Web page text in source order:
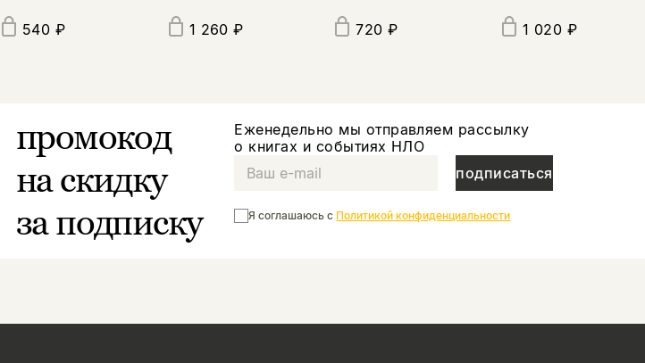
540 ₽ 1 260 ₽ 720 ₽ 1 020 ₽
промокод
на скидку
за подписку
Еженедельно мы отправляем рассылку
о книгах и событиях НЛО
подписаться
Я соглашаюсь с Политикой конфиденциальности